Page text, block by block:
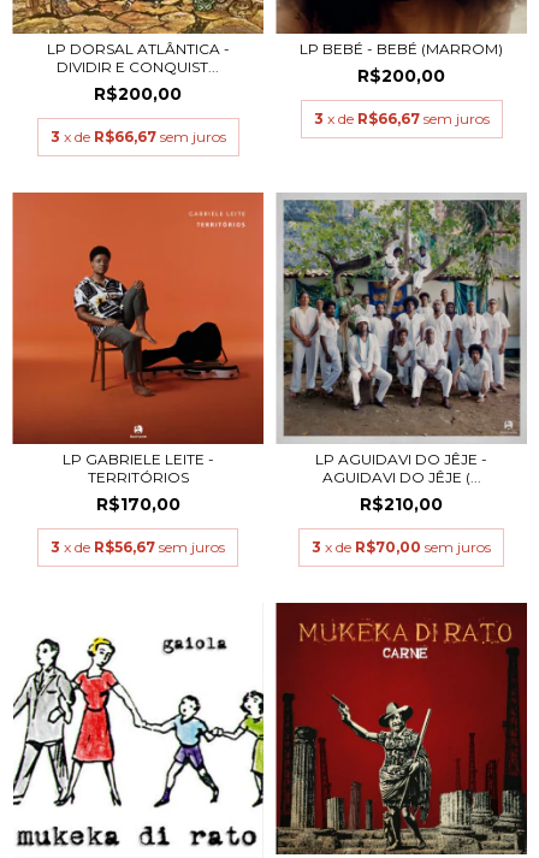
LP DORSAL ATLÂNTICA -
DIVIDIR E CONQUIST...
R$200,00
3 x de R$66,67 sem juros
LP BEBÉ - BEBÉ (MARROM)
R$200,00
3 x de R$66,67 sem juros
LP GABRIELE LEITE -
TERRITÓRIOS
R$170,00
3 x de R$56,67 sem juros
LP AGUIDAVI DO JÊJE -
AGUIDAVI DO JÊJE (...
R$210,00
3 x de R$70,00 sem juros